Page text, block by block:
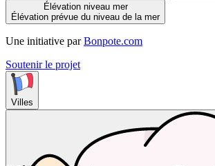
Élévation niveau mer
Élévation prévue du niveau de la mer
Une initiative par Bonpote.com
Soutenir le projet
Villes